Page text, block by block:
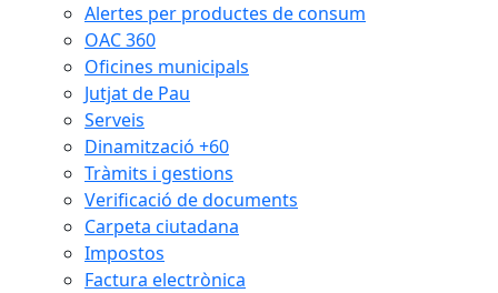
Alertes per productes de consum
OAC 360
Oficines municipals
Jutjat de Pau
Serveis
Dinamització +60
Tràmits i gestions
Verificació de documents
Carpeta ciutadana
Impostos
Factura electrònica